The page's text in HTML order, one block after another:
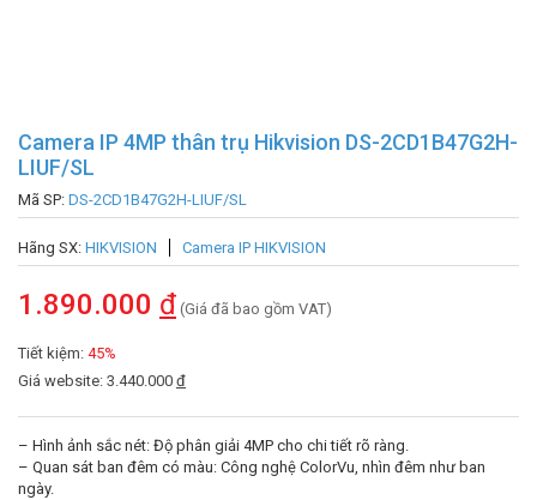
Camera IP 4MP thân trụ Hikvision DS-2CD1B47G2H-
LIUF/SL
Mã SP: DS-2CD1B47G2H-LIUF/SL
Hãng SX: HIKVISION Camera IP HIKVISION
1.890.000 đ (Giá đã bao gồm VAT)
Tiết kiệm: 45%
Giá website: 3.440.000 đ
– Hình ảnh sắc nét: Độ phân giải 4MP cho chi tiết rõ ràng.
– Quan sát ban đêm có màu: Công nghệ ColorVu, nhìn đêm như ban
ngày.